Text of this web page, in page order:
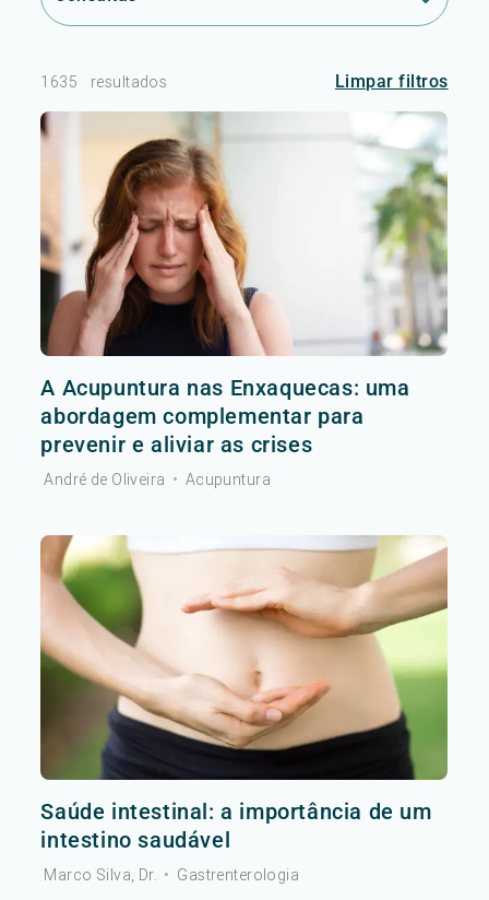
1635 resultados Limpar filtros
A Acupuntura nas Enxaquecas: uma
abordagem complementar para
prevenir e aliviar as crises
André de Oliveira • Acupuntura
Saúde intestinal: a importância de um
intestino saudável
Marco Silva, Dr. • Gastrenterologia